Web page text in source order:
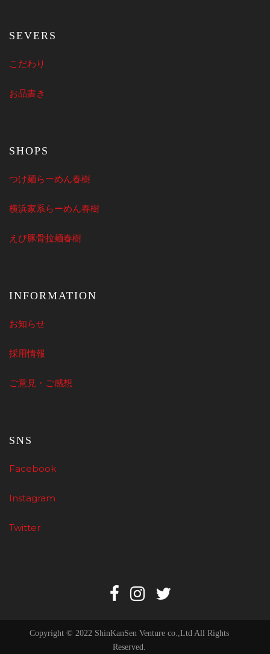
SEVERS
こだわり
お品書き
SHOPS
つけ麺らーめん春樹
横浜家系らーめん春樹
えび豚骨拉麺春樹
INFORMATION
お知らせ
採用情報
ご意見・ご感想
SNS
Facebook
Instagram
Twitter
Copyright © 2022 ShinKanSen Venture co.,Ltd All Rights
Reserved.